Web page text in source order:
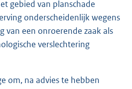
gebied van planschade
onderscheidenlijk wegens
van een onroerende zaak als
verslechtering
om, na advies te hebben